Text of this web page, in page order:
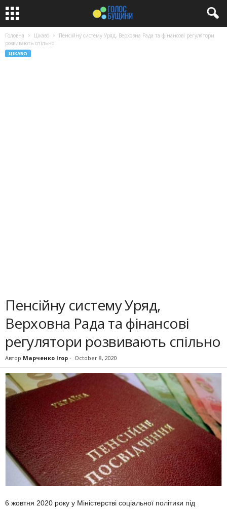
Головна Цікаво
Пенсійну систему Уряд, Верховна Рада та фінансові регулятори
розвивають спільно
ЦІКАВО
Пенсійну систему Уряд,
Верховна Рада та фінансові
регулятори розвивають спільно
Автор Марченко Ігор - October 8, 2020
6 жовтня 2020 року у Міністерстві соціальної політики під